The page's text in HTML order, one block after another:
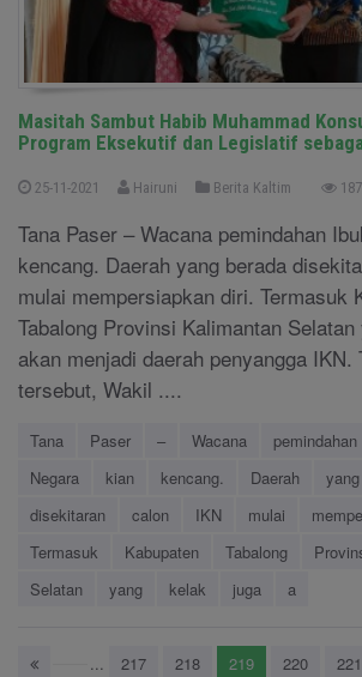
Masitah Sambut Habib Muhammad
Program Eksekutif dan Legislatif
25-11-2021 Hairuni Berita Kaltim
Tana Paser – Wacana pemindahan
kencang. Daerah yang berada
mulai mempersiapkan diri. Termasuk
Tabalong Provinsi Kalimantan
akan menjadi daerah penyangga IKN.
tersebut, Wakil ....
Tana Paser – Wacana pemindahan
Negara
kian kencang. Daerah yang
disekitaran
calon IKN mulai
Termasuk
Kabupaten Tabalong
Selatan
yang kelak juga a
... 217 218 219 220 221